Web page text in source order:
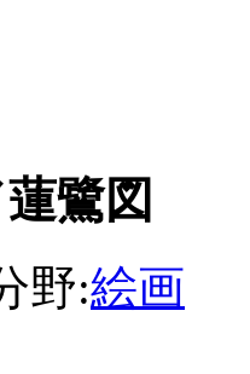
鷺図
野:絵画